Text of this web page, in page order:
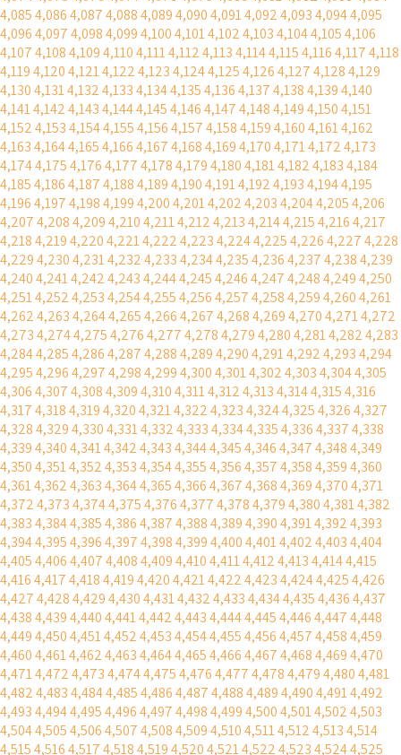
4,0854,0864,0874,0884,0894,0904,0914,0924,0934,0944,095
4,0964,0974,0984,0994,1004,1014,1024,1034,1044,1054,106
4,1074,1084,1094,1104,1114,1124,1134,1144,1154,1164,1174,118
4,1194,1204,1214,1224,1234,1244,1254,1264,1274,1284,129
4,1304,1314,1324,1334,1344,1354,1364,1374,1384,1394,140
4,1414,1424,1434,1444,1454,1464,1474,1484,1494,1504,151
4,1524,1534,1544,1554,1564,1574,1584,1594,1604,1614,162
4,1634,1644,1654,1664,1674,1684,1694,1704,1714,1724,173
4,1744,1754,1764,1774,1784,1794,1804,1814,1824,1834,184
4,1854,1864,1874,1884,1894,1904,1914,1924,1934,1944,195
4,1964,1974,1984,1994,2004,2014,2024,2034,2044,2054,206
4,2074,2084,2094,2104,2114,2124,2134,2144,2154,2164,217
4,2184,2194,2204,2214,2224,2234,2244,2254,2264,2274,228
4,2294,2304,2314,2324,2334,2344,2354,2364,2374,2384,239
4,2404,2414,2424,2434,2444,2454,2464,2474,2484,2494,250
4,2514,2524,2534,2544,2554,2564,2574,2584,2594,2604,261
4,2624,2634,2644,2654,2664,2674,2684,2694,2704,2714,272
4,2734,2744,2754,2764,2774,2784,2794,2804,2814,2824,283
4,2844,2854,2864,2874,2884,2894,2904,2914,2924,2934,294
4,2954,2964,2974,2984,2994,3004,3014,3024,3034,3044,305
4,3064,3074,3084,3094,3104,3114,3124,3134,3144,3154,316
4,3174,3184,3194,3204,3214,3224,3234,3244,3254,3264,327
4,3284,3294,3304,3314,3324,3334,3344,3354,3364,3374,338
4,3394,3404,3414,3424,3434,3444,3454,3464,3474,3484,349
4,3504,3514,3524,3534,3544,3554,3564,3574,3584,3594,360
4,3614,3624,3634,3644,3654,3664,3674,3684,3694,3704,371
4,3724,3734,3744,3754,3764,3774,3784,3794,3804,3814,382
4,3834,3844,3854,3864,3874,3884,3894,3904,3914,3924,393
4,3944,3954,3964,3974,3984,3994,4004,4014,4024,4034,404
4,4054,4064,4074,4084,4094,4104,4114,4124,4134,4144,415
4,4164,4174,4184,4194,4204,4214,4224,4234,4244,4254,426
4,4274,4284,4294,4304,4314,4324,4334,4344,4354,4364,437
4,4384,4394,4404,4414,4424,4434,4444,4454,4464,4474,448
4,4494,4504,4514,4524,4534,4544,4554,4564,4574,4584,459
4,4604,4614,4624,4634,4644,4654,4664,4674,4684,4694,470
4,4714,4724,4734,4744,4754,4764,4774,4784,4794,4804,481
4,4824,4834,4844,4854,4864,4874,4884,4894,4904,4914,492
4,4934,4944,4954,4964,4974,4984,4994,5004,5014,5024,503
4,5044,5054,5064,5074,5084,5094,5104,5114,5124,5134,514
4,5154,5164,5174,5184,5194,5204,5214,5224,5234,5244,525